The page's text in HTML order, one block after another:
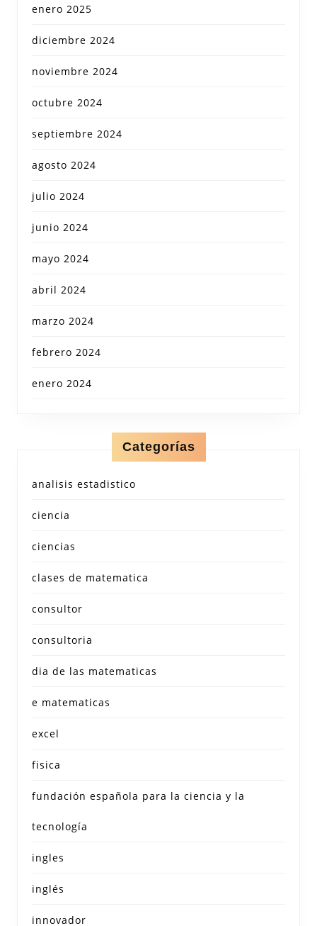
enero 2025
diciembre 2024
noviembre 2024
octubre 2024
septiembre 2024
agosto 2024
julio 2024
junio 2024
mayo 2024
abril 2024
marzo 2024
febrero 2024
enero 2024
Categorías
analisis estadistico
ciencia
ciencias
clases de matematica
consultor
consultoria
dia de las matematicas
e matematicas
excel
fisica
fundación española para la ciencia y la
tecnología
ingles
inglés
innovador